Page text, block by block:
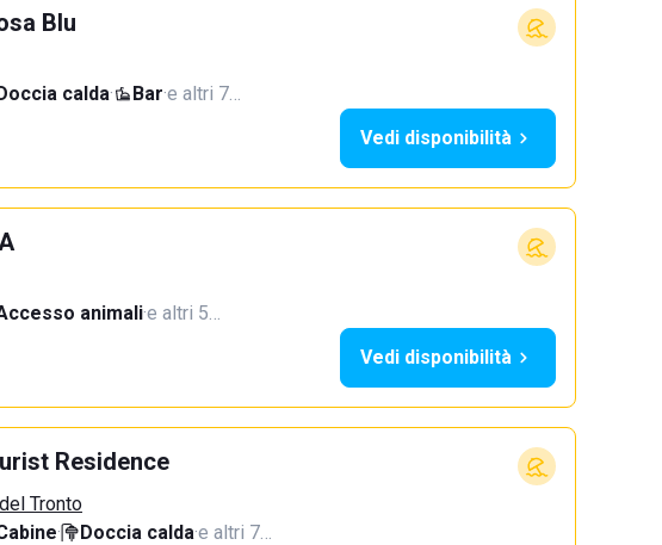
Blu
calda· Bar·e altri 7…
Vedi disponibilità
animali·e altri 5…
Vedi disponibilità
Residence
Tronto
· Doccia calda·e altri 7…